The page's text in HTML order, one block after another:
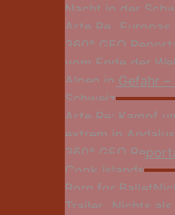
Nacht in der
Arte Re
360° GEO
vom Ende der
Alpen in Gefahr
Schweiz
Arte Re: Kampf
extrem in
360° GEO
Cook Islands
Born for Ballet
Trailer „Nichts als